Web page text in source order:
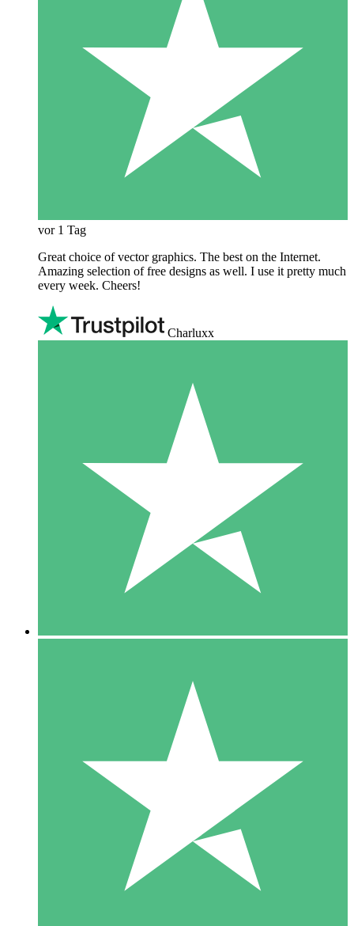
vor 1 Tag
Great choice of vector graphics. The best on the Internet.
Amazing selection of free designs as well. I use it pretty much
every week. Cheers!
Charluxx